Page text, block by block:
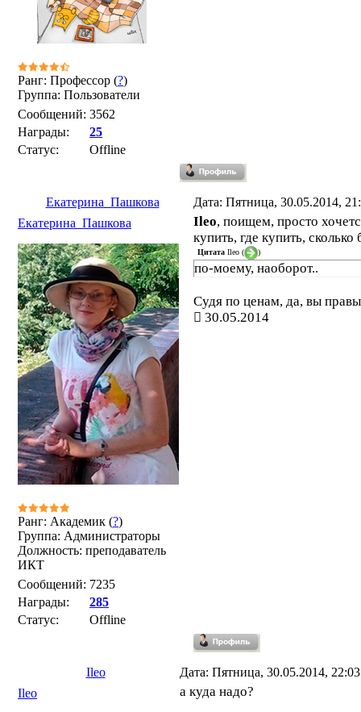
Ранг: Профессор (?)
Группа: Пользователи
Сообщений: 3562
Награды:
25
Статус:
Offline
Екатерина_Пашкова
Дата: Пятница, 30.05.2014,
Екатерина_Пашкова
Ранг: Академик (?)
Группа: Администраторы
Должность: преподаватель
ИКТ
Сообщений: 7235
Награды:
285
Статус:
Offline
Ileo, поищем, просто
купить, где купить, сколько
Цитата Ileo ( )
по-моему, наоборот..
Судя по ценам, да, вы
30.05.2014
Ileo
Дата: Пятница, 30.05.2014,
Ileo
а куда надо?